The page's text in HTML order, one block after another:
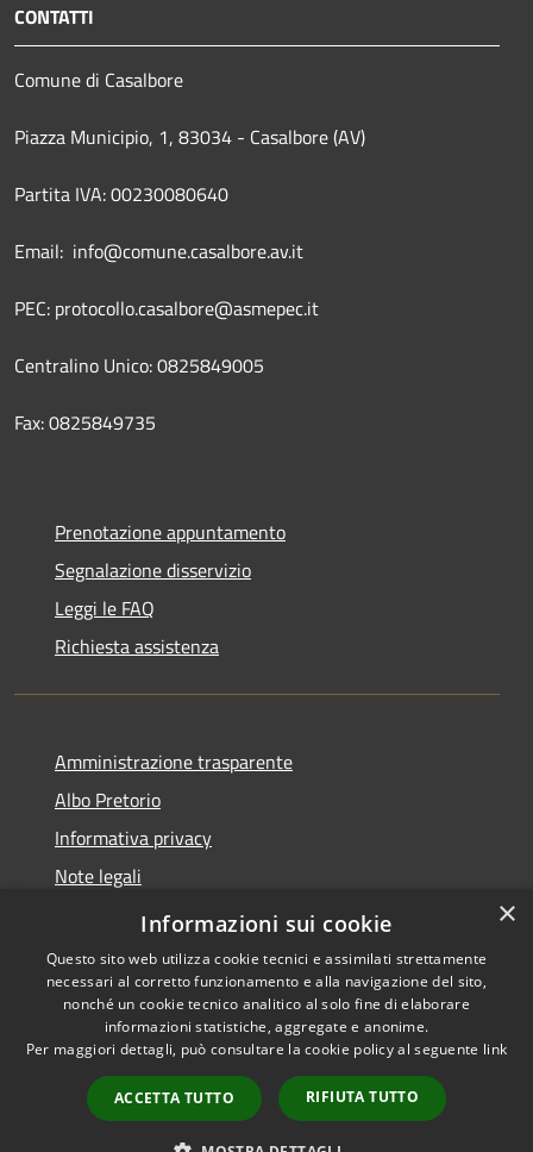
CONTATTI
Comune di Casalbore
Piazza Municipio, 1, 83034 - Casalbore (AV)
Partita IVA: 00230080640
Email: info@comune.casalbore.av.it
PEC: protocollo.casalbore@asmepec.it
Centralino Unico: 0825849005
Fax: 0825849735
Prenotazione appuntamento
Segnalazione disservizio
Leggi le FAQ
Richiesta assistenza
Amministrazione trasparente
Albo Pretorio
Informativa privacy
Note legali
Dichiarazione di accessibilità
Accessibilità
Copyright © 2026 • Comune di
Casalbore • Powered by
Municipium•
Accesso
redazione
×
Informazioni sui cookie
Questo sito web utilizza cookie tecnici e assimilati strettamente
necessari al corretto funzionamento e alla navigazione del sito,
nonché un cookie tecnico analitico al solo fine di elaborare
informazioni statistiche, aggregate e anonime.
Per maggiori dettagli, può consultare la cookie policy al seguente link
ACCETTA TUTTO RIFIUTA TUTTO